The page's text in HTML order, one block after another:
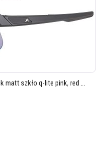
matt szkło q-lite pink, red ...